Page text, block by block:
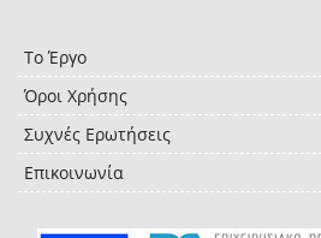
Το Έργο
Όροι Χρήσης
Συχνές Ερωτήσεις
Επικοινωνία